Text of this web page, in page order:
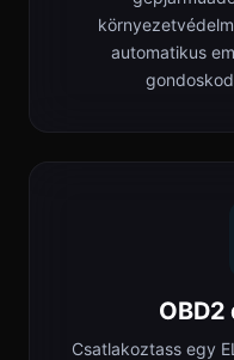
automatikus
Csatlakoztass egy